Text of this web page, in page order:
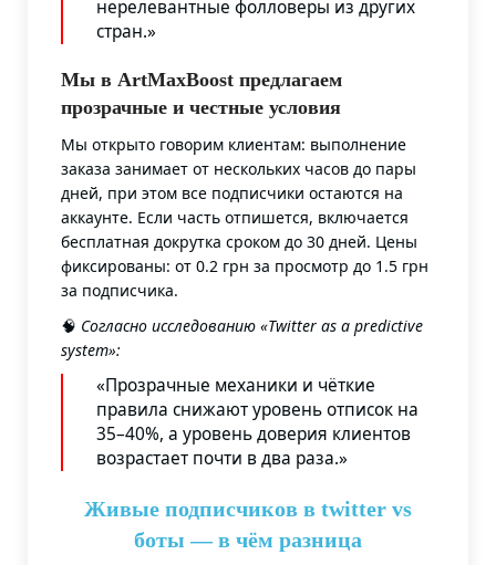
нерелевантные фолловеры из других
стран.»
Мы в ArtMaxBoost предлагаем
прозрачные и честные условия
Мы открыто говорим клиентам: выполнение
заказа занимает от нескольких часов до пары
дней, при этом все подписчики остаются на
аккаунте. Если часть отпишется, включается
бесплатная докрутка сроком до 30 дней. Цены
фиксированы: от 0.2 грн за просмотр до 1.5 грн
за подписчика.
🧠 Согласно исследованию «Twitter as a predictive
system»:
«Прозрачные механики и чёткие
правила снижают уровень отписок на
35–40%, а уровень доверия клиентов
возрастает почти в два раза.»
Живые подписчиков в twitter vs
боты — в чём разница